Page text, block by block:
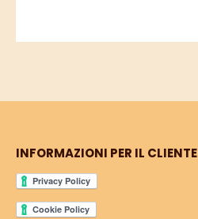
INFORMAZIONI PER IL CLIENTE